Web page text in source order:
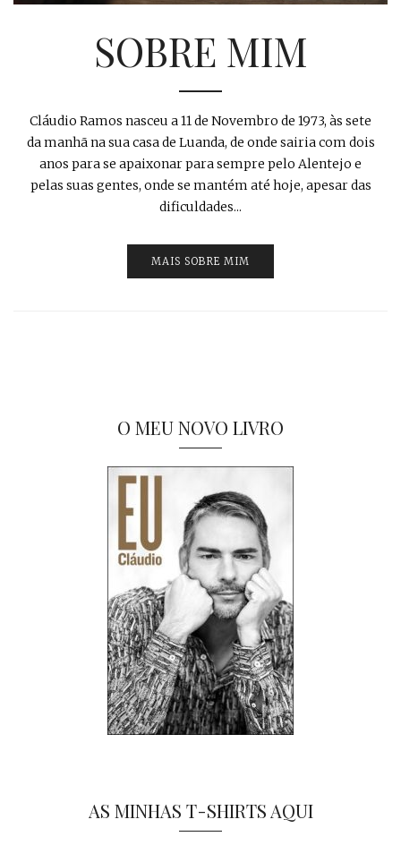
SOBRE MIM
Cláudio Ramos nasceu a 11 de Novembro de 1973, às sete
da manhã na sua casa de Luanda, de onde sairia com dois
anos para se apaixonar para sempre pelo Alentejo e
pelas suas gentes, onde se mantém até hoje, apesar das
dificuldades...
MAIS SOBRE MIM
O MEU NOVO LIVRO
AS MINHAS T-SHIRTS AQUI